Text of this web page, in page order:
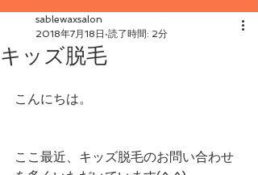
キッズ脱毛
sablewaxsalon
2018年7月18日 読了時間: 2分
こんにちは。
ここ最近、キッズ脱毛のお問い合わせ